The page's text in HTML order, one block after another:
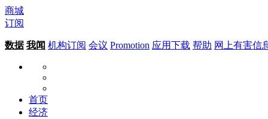
商城
订阅
数据 我闻 机构订阅 会议 Promotion 应用下载 帮助 网上有害信
首页
经济